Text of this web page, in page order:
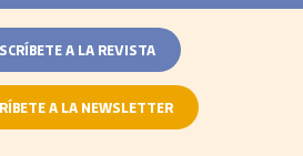
A LA REVISTA
A LA NEWSLETTER